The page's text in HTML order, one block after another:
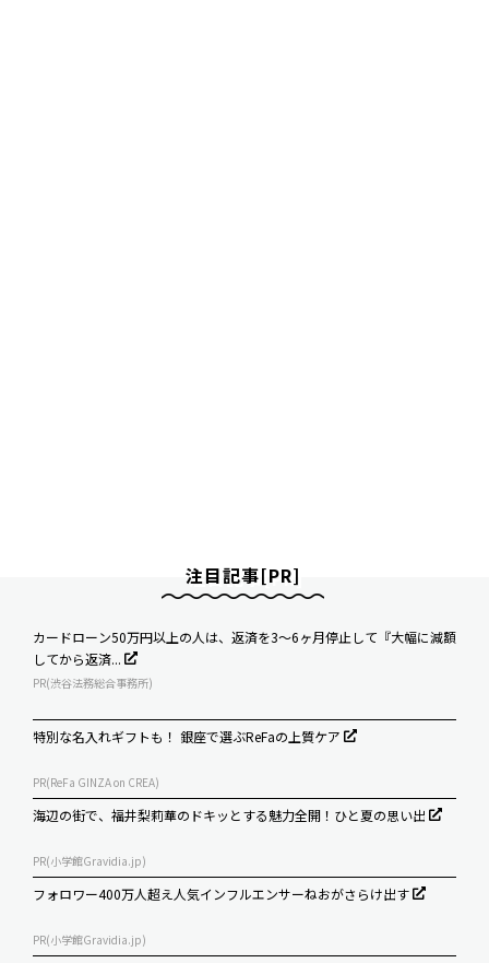
注目記事[PR]
カードローン50万円以上の人は、返済を3～6ヶ月停止して『大幅に減額
してから返済...
PR(渋谷法務総合事務所)
特別な名入れギフトも！ 銀座で選ぶReFaの上質ケア
PR(ReFa GINZA on CREA)
海辺の街で、福井梨莉華のドキッとする魅力全開！ひと夏の思い出
PR(小学館Gravidia.jp)
フォロワー400万人超え人気インフルエンサーねおがさらけ出す
PR(小学館Gravidia.jp)